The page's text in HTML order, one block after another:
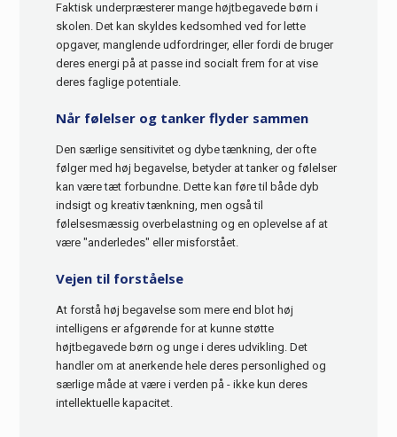
Faktisk underpræsterer mange højtbegavede børn i
skolen. Det kan skyldes kedsomhed ved for lette
opgaver, manglende udfordringer, eller fordi de bruger
deres energi på at passe ind socialt frem for at vise
deres faglige potentiale.
Når følelser og tanker flyder sammen
Den særlige sensitivitet og dybe tænkning, der ofte
følger med høj begavelse, betyder at tanker og følelser
kan være tæt forbundne. Dette kan føre til både dyb
indsigt og kreativ tænkning, men også til
følelsesmæssig overbelastning og en oplevelse af at
være "anderledes" eller misforstået.
Vejen til forståelse
At forstå høj begavelse som mere end blot høj
intelligens er afgørende for at kunne støtte
højtbegavede børn og unge i deres udvikling. Det
handler om at anerkende hele deres personlighed og
særlige måde at være i verden på - ikke kun deres
intellektuelle kapacitet.